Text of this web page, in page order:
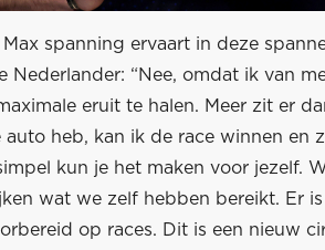
spanning ervaart in deze
Nederlander: “Nee, omdat ik van
eruit te halen. Meer zit er
auto heb, kan ik de race winnen en
kun je het maken voor jezelf.
wat we zelf hebben bereikt. Er
op races. Dit is een nieuw